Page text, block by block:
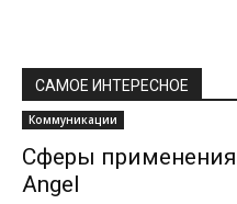
САМОЕ ИНТЕРЕСНОЕ
Коммуникации
Сферы применения
Angel